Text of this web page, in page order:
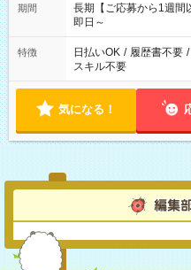
期間
長期【ご応募から1週間
即日～
特徴 日払いOK / 履歴書不要 /
スキル不要
気になる！